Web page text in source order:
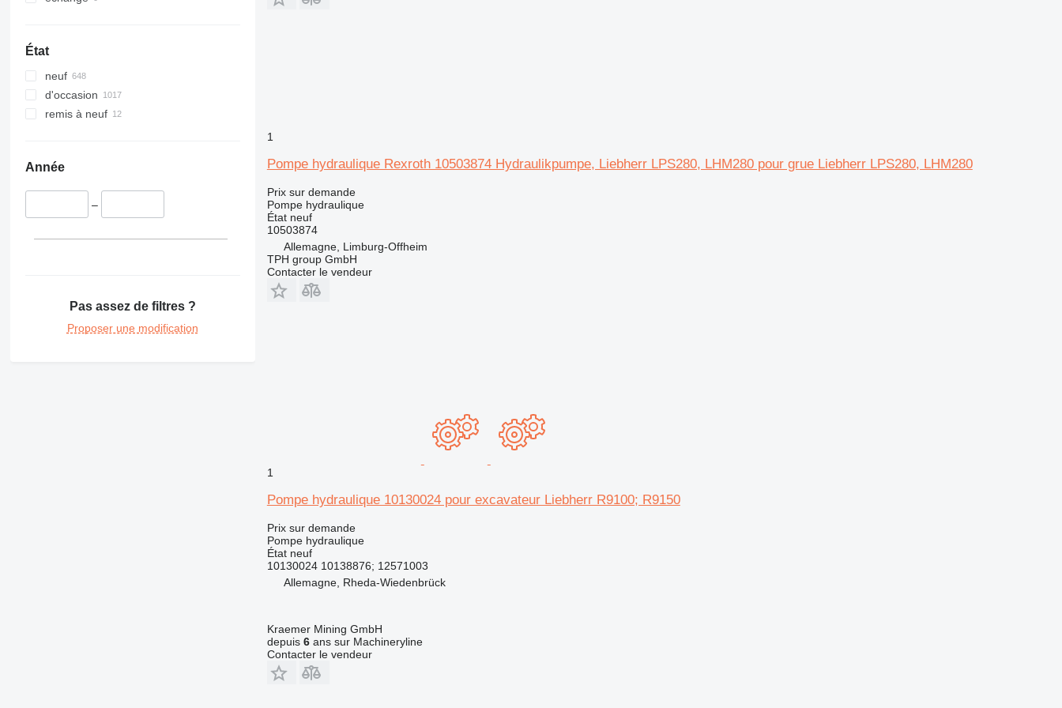
323
329
330
336
349
350
420
422
8060
Robot
État
neuf
d'occasion
remis à neuf
Année
–
Pas assez de filtres ?
Proposer une modification
1
Pompe hydraulique Rexroth 10503874 Hydraulikpumpe, Liebherr LPS280, LHM280 pour grue Liebherr LPS280, LHM280
Prix sur demande
Pompe hydraulique
Étatneuf
10503874
Allemagne, Limburg-Offheim
TPH group GmbH
Contacter le vendeur
1
Pompe hydraulique 10130024 pour excavateur Liebherr R9100; R9150
Prix sur demande
Pompe hydraulique
Étatneuf
10130024 10138876; 12571003
Allemagne, Rheda-Wiedenbrück
Kraemer Mining GmbH
depuis 6ans sur Machineryline
Contacter le vendeur